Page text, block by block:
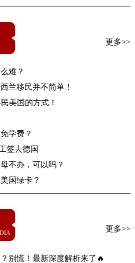
更多>>
难？
兰移民并不简单！
美国的方式！
学费？
签去德国
不办，可以吗？
国绿卡？
更多>>
别慌！最新深度解析来了🔥